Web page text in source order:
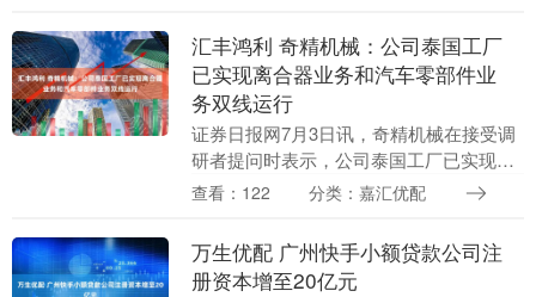
汇丰鸿利 奇精机械：公司泰国工厂
已实现离合器业务和汽车零部件业
务双线运行
证券日报网7月3日讯，奇精机械在接受调
研者提问时表示，公司泰国工厂已实现离
合器业务和汽车零部件业务双线运行，目
讯、精准解读....
查看：122 分类：嘉汇优配
万生优配 广州快手小额贷款公司注
册资本增至20亿元